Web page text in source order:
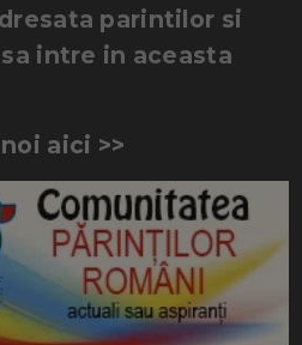
parintilor si
intre in aceasta
aici >>